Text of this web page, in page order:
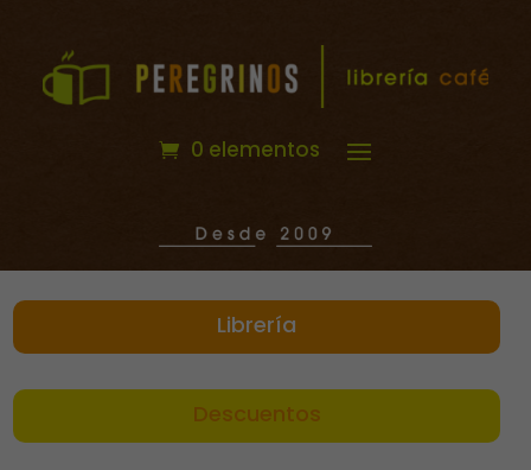
0 elementos
Librería
Descuentos